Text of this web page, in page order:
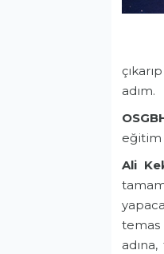
adım.
eğitim
Ali
temas